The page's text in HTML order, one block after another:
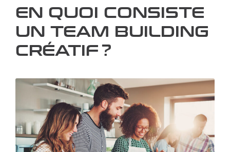
EN QUOI CONSISTE
UN TEAM BUILDING
CRÉATIF ?